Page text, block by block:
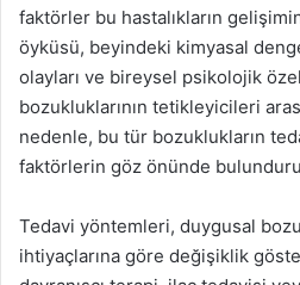
faktörler bu hastalıkların
öyküsü, beyindeki kimyasal
olayları ve bireysel psikolojik
bozukluklarının tetikleyicileri
nedenle, bu tür bozuklukların
faktörlerin göz önünde
Tedavi yöntemleri, duygusal
ihtiyaçlarına göre değişiklik